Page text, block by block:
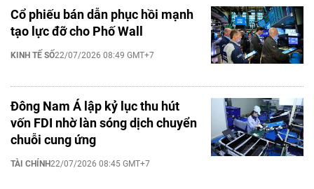
Cổ phiếu bán dẫn phục hồi mạnh
tạo lực đỡ cho Phố Wall
KINH TẾ SỐ22/07/2026 08:49 GMT+7
Đông Nam Á lập kỷ lục thu hút
vốn FDI nhờ làn sóng dịch chuyển
chuỗi cung ứng
TÀI CHÍNH22/07/2026 08:45 GMT+7